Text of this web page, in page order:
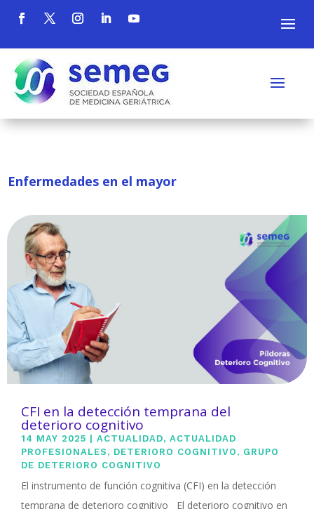
Enfermedades en el mayor
CFI en la detección temprana del
deterioro cognitivo
14 MAY 2025 |ACTUALIDAD,ACTUALIDAD
PROFESIONALES , DETERIORO COGNITIVO , GRUPO
DE DETERIORO COGNITIVO
El instrumento de función cognitiva (CFI) en la detección
temprana de deterioro cognitivo El deterioro cognitivo en